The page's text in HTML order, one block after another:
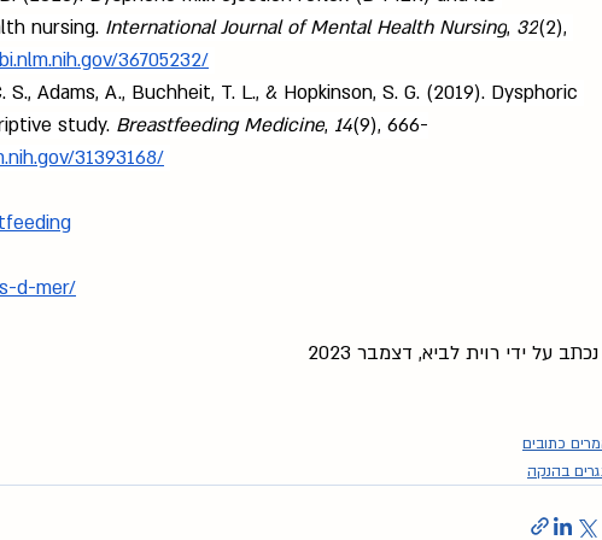
nursing. International Journal of Mental Health Nursing, 32(2),
36705232/
S., Adams, A., Buchheit, T. L., & Hopkinson, S. G. (2019). Dysphoric
study. Breastfeeding Medicine, 14(9), 666-
31393168/
d-mer/
נכתב על ידי רוית לביא, דצמבר 2023
כתובים
בהנקה